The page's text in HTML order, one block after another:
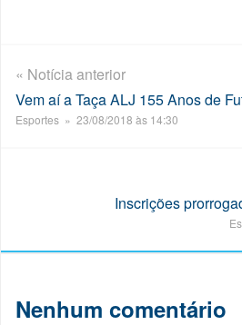
« Notícia anterior
Vem aí a Taça ALJ 155 Anos de
Esportes » 23/08/2018 às 14:30
Inscrições
Nenhum comentário